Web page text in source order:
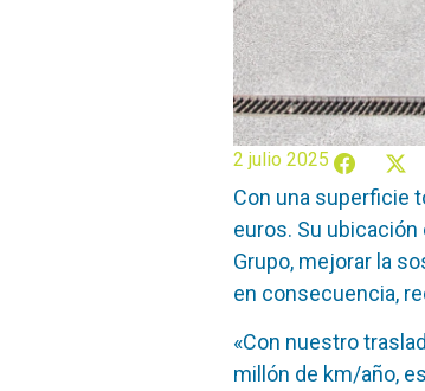
2 julio 2025
Con una superficie
euros. Su
Grupo, mejorar la
en consecuencia,
«Con nuestro
millón de km/año,